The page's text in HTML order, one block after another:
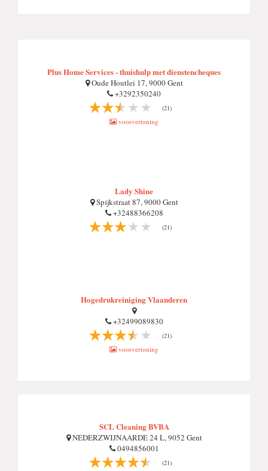
Plus Home Services - thuishulp met dienstencheques
Oude Houtlei 17, 9000 Gent
+3292350240
(21)
voorvertoning
Lady Shine
Spijkstraat 87, 9000 Gent
+32488366208
(21)
Hogedrukreiniging Vlaanderen
+32499089830
(21)
voorvertoning
SCL Cleaning BVBA
NEDERZWIJNAARDE 24 L, 9052 Gent
0494856001
(21)